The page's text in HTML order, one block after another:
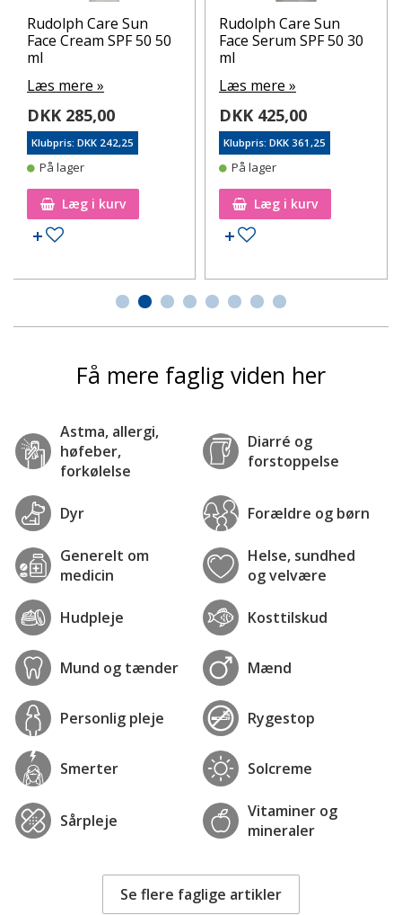
Rudolph Care Sun
Face Cream SPF 50 50
ml
Læs mere »
DKK 285,00
Klubpris: DKK 242,25
På lager
Læg i kurv
Tilføj til ønskeseddel
Rudolph Care Sun
Face Serum SPF 50 30
ml
Læs mere »
DKK 425,00
Klubpris: DKK 361,25
På lager
Læg i kurv
Tilføj til ønskeseddel
Få mere faglig viden her
Astma, allergi,
høfeber,
forkølelse
Diarré og
forstoppelse
Dyr Forældre og børn
Generelt om
medicin
Helse, sundhed
og velvære
Hudpleje Kosttilskud
Mund og tænder Mænd
Personlig pleje Rygestop
Smerter Solcreme
Sårpleje
Vitaminer og
mineraler
Se flere faglige artikler